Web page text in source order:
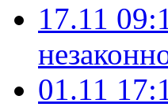
17.11
01.11